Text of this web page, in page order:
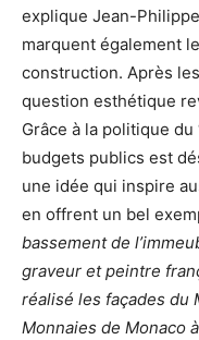
explique Jean-
marquent également
construction. Après
question esthétique
Grâce à la politique du
budgets publics est
une idée qui inspire
en offrent un bel
bassement de
graveur et peintre
réalisé les façades du
Monnaies de Monaco